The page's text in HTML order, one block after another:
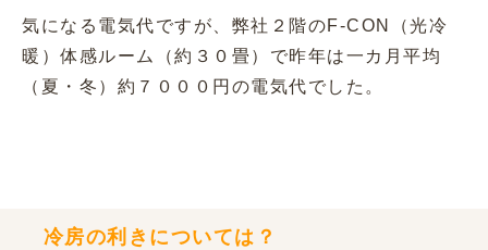
気になる電気代ですが、弊社２階のF-CON（光冷
暖）体感ルーム（約３０畳）で昨年は一カ月平均
（夏・冬）約７０００円の電気代でした。
冷房の利きについては？